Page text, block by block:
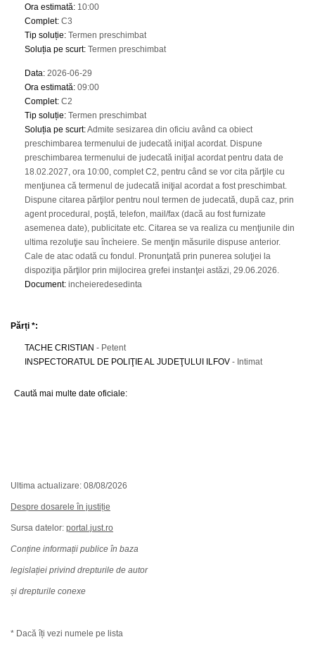
Ora estimată: 10:00
Complet: C3
Tip soluție: Termen preschimbat
Soluția pe scurt: Termen preschimbat
Data: 2026-06-29
Ora estimată: 09:00
Complet: C2
Tip soluție: Termen preschimbat
Soluția pe scurt:Admite sesizarea din oficiu având ca obiect
preschimbarea termenului de judecată iniţial acordat. Dispune
preschimbarea termenului de judecată iniţial acordat pentru data de
18.02.2027, ora 10:00, complet C2, pentru când se vor cita părţile cu
menţiunea că termenul de judecată iniţial acordat a fost preschimbat.
Dispune citarea părţilor pentru noul termen de judecată, după caz, prin
agent procedural, poştă, telefon, mail/fax (dacă au fost furnizate
asemenea date), publicitate etc. Citarea se va realiza cu menţiunile din
ultima rezoluţie sau încheiere. Se menţin măsurile dispuse anterior.
Cale de atac odată cu fondul. Pronunţată prin punerea soluţiei la
dispoziţia părţilor prin mijlocirea grefei instanţei astăzi, 29.06.2026.
Document: incheieredesedinta
Părți *:
TACHE CRISTIAN - Petent
INSPECTORATUL DE POLIŢIE AL JUDEŢULUI ILFOV - Intimat
Caută mai multe date oficiale:
Ultima actualizare: 08/08/2026
Despre dosarele în justiție
Sursa datelor: portal.just.ro
Conține informații publice în baza
legislației privind drepturile de autor
și drepturile conexe
* Dacă îți vezi numele pe lista